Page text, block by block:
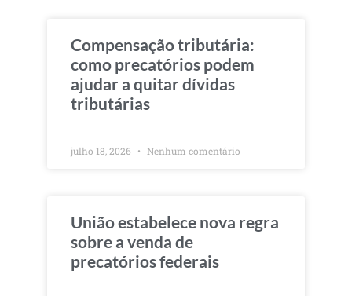
Compensação tributária:
como precatórios podem
ajudar a quitar dívidas
tributárias
julho 18, 2026 Nenhum comentário
União estabelece nova regra
sobre a venda de
precatórios federais